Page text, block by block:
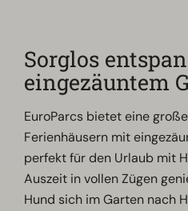
Sorglos
eingezäuntem
EuroParcs bietet eine
Ferienhäusern mit
perfekt für den Urlaub mit
Auszeit in vollen Zügen
Hund sich im Garten nach